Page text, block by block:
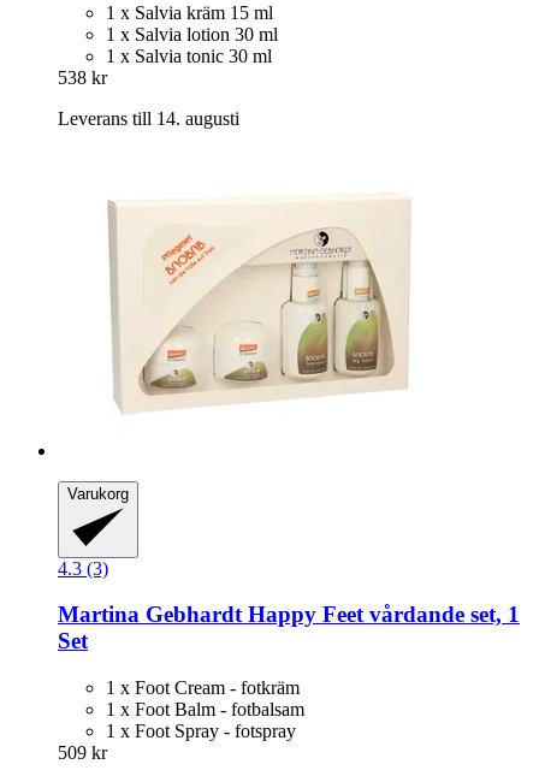
1 x Salvia kräm 15 ml
1 x Salvia lotion 30 ml
1 x Salvia tonic 30 ml
538 kr
Leverans till 14. augusti
Varukorg
4.3 (3)
Martina GebhardtHappy Feet vårdande set, 1
Set
1 x Foot Cream - fotkräm
1 x Foot Balm - fotbalsam
1 x Foot Spray - fotspray
509 kr